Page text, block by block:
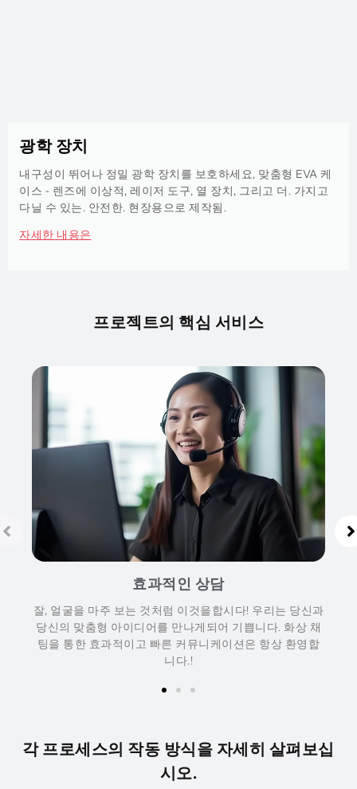
광학 장치
내구성이 뛰어나 정밀 광학 장치를 보호하세요, 맞춤형 EVA 케
이스 - 렌즈에 이상적, 레이저 도구, 열 장치, 그리고 더. 가지고
다닐 수 있는. 안전한. 현장용으로 제작됨.
자세한 내용은
프로젝트의 핵심 서비스
효과적인 상담
잘, 얼굴을 마주 보는 것처럼 이것을합시다! 우리는 당신과
당신의 맞춤형 아이디어를 만나게되어 기쁩니다. 화상 채
팅을 통한 효과적이고 빠른 커뮤니케이션은 항상 환영합
니다.!
각 프로세스의 작동 방식을 자세히 살펴보십
시오.